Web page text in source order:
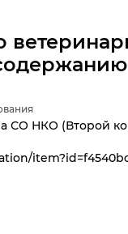
СО НКО (Второй